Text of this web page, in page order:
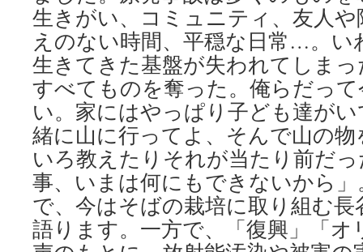
生きがい、コミュニティ、友人
えのない時間、平穏な日常…。い
生きてきた基盤が失われてしま
すべてものを奪った。俺らだっ
い。家にはやっぱり子ども達が
緒に山に行ってよ、そんで山の
いろ教えたりそれが当たり前だ
事、いまは何にもできないから
で、今はそばの栽培に取り組む
語ります。一方で、「復興」「